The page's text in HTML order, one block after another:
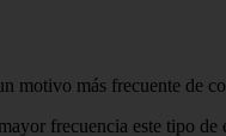
motivo más frecuente de
frecuencia este tipo